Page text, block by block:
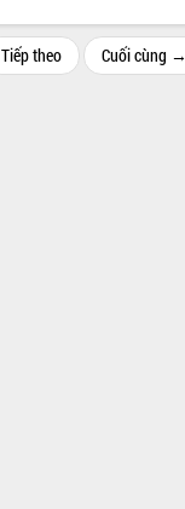
Tiếp theo Cuối cùng →